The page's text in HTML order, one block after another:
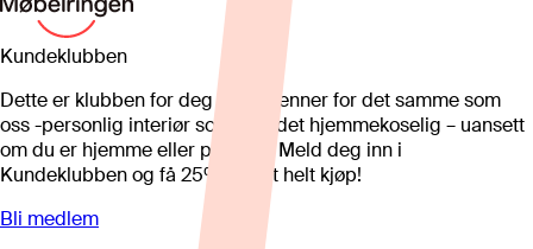
Kundeklubben
Dette er klubben for deg som brenner for det samme som
oss -personlig interiør som gjør det hjemmekoselig – uansett
om du er hjemme eller på hytta. Meld deg inn i
Kundeklubben og få 25%* på et helt kjøp!
Bli medlem